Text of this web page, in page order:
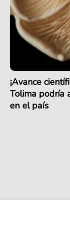
¡Avance
Tolima podría
en el país